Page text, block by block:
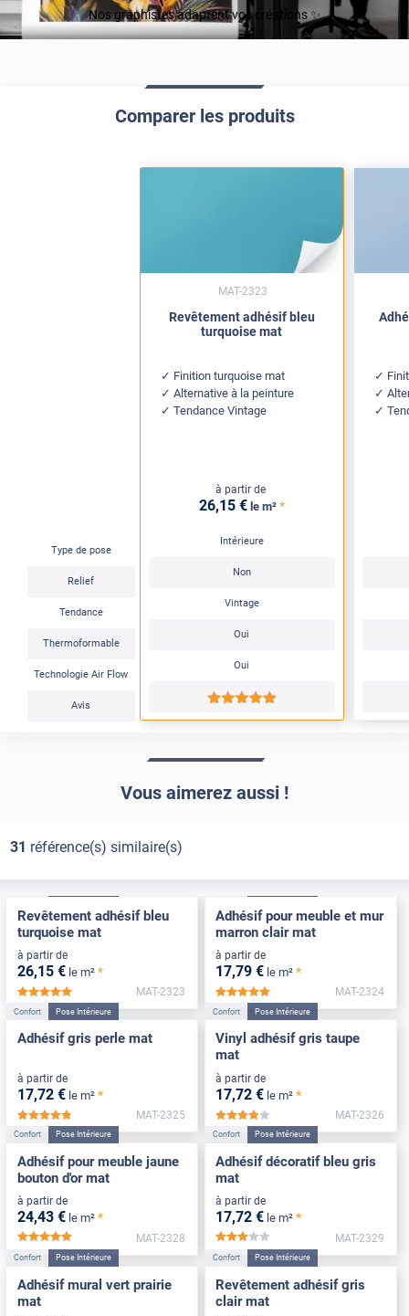
Nos graphistes adaptent vos créations ✨
Comparer les produits
Type de pose
Relief
Tendance
Thermoformable
Technologie Air Flow
Avis
Revêtement adhésif bleu
turquoise mat
Finition turquoise mat
Alternative à la peinture
Tendance Vintage
à partir de
26,15 € le m² *
Intérieure
Non
Vintage
Oui
Oui
*****
MAT-2323
Vous aimerez aussi !
31 référence(s) similaire(s)
Revêtement adhésif bleu
turquoise mat
à partir de
26,15 € le m² *
*****
MAT-2323
Adhésif pour meuble et mur
marron clair mat
à partir de
17,79 € le m² *
MAT-2324
Confort Pose Intérieure
Adhésif gris perle mat
à partir de
17,72 € le m² *
*****
MAT-2325
Confort Pose Intérieure
Vinyl adhésif gris taupe
mat
à partir de
17,72 € le m² *
*****
MAT-2326
Confort Pose Intérieure
Adhésif pour meuble jaune
bouton d'or mat
à partir de
24,43 € le m² *
MAT-2328
Confort Pose Intérieure
Adhésif décoratif bleu gris
mat
à partir de
17,72 € le m² *
*****
MAT-2329
Confort Pose Intérieure
Adhésif mural vert prairie
mat
Confort Pose Intérieure
Revêtement adhésif gris
clair mat